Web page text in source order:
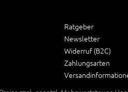
Ratgeber
Newsletter
Widerruf (B2C)
Zahlungsarten